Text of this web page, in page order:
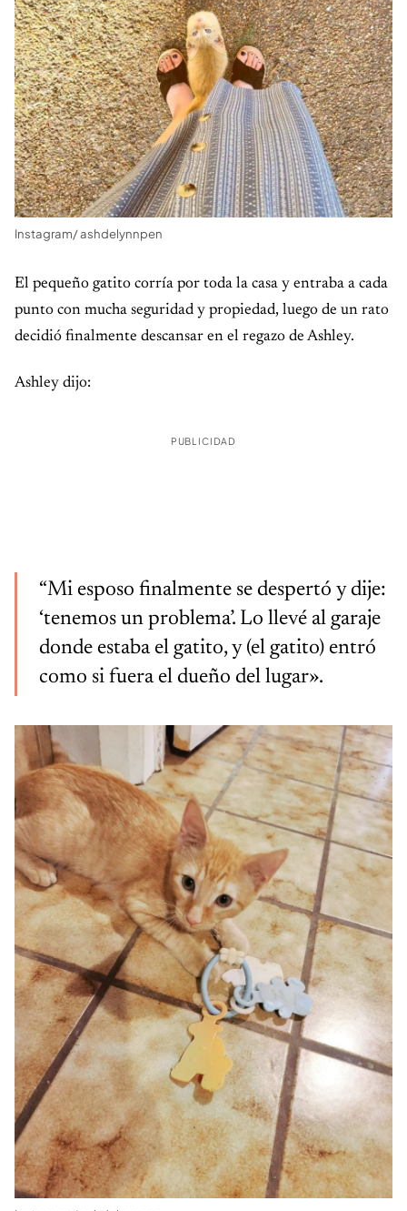
Instagram/ ashdelynnpen
El pequeño gatito corría por toda la casa y entraba a cada
punto con mucha seguridad y propiedad, luego de un rato
decidió finalmente descansar en el regazo de Ashley.
Ashley dijo:
PUBLICIDAD
“Mi esposo finalmente se despertó y dije:
‘tenemos un problema’. Lo llevé al garaje
donde estaba el gatito, y (el gatito) entró
como si fuera el dueño del lugar».